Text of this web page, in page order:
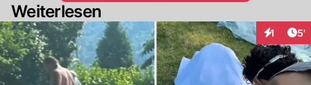
Weiterlesen
1 5'